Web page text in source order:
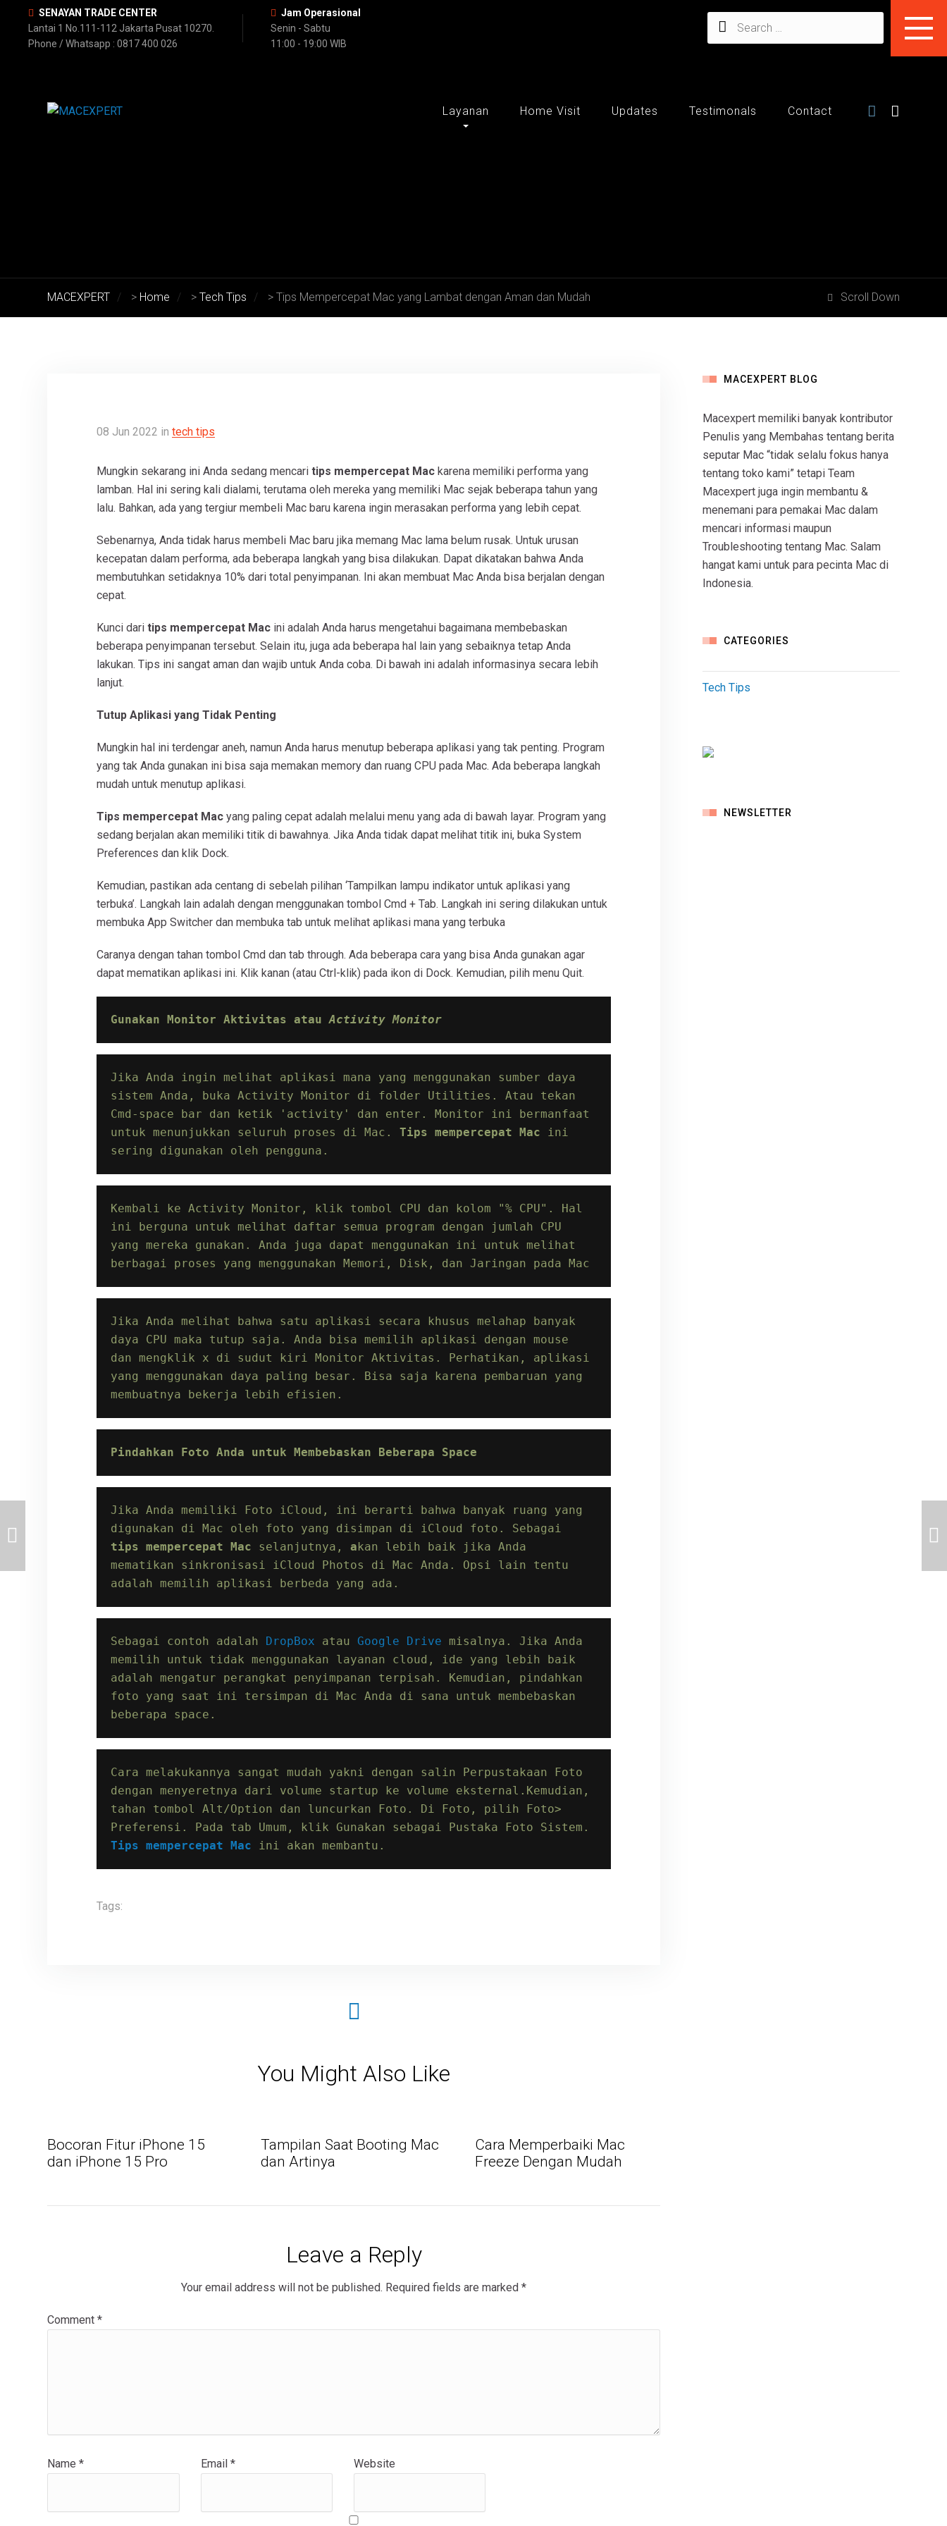
SENAYAN TRADE CENTER
Lantai 1 No.111-112 Jakarta Pusat 10270.
Phone / Whatsapp : 0817 400 026
Jam Operasional
Senin - Sabtu
11:00 - 19:00 WIB
Layanan Home Visit Updates Testimonals Contact
Scroll Down
MACEXPERT > Home >Tech Tips >Tips Mempercepat Mac yang Lambat dengan Aman dan Mudah
08 Jun 2022 in tech tips
Mungkin sekarang ini Anda sedang mencaritips mempercepat Mac karena memiliki performa yang
lamban. Hal ini sering kali dialami, terutama oleh mereka yang memiliki Mac sejak beberapa tahun yang
lalu. Bahkan, ada yang tergiur membeli Mac baru karena ingin merasakan performa yang lebih cepat.
Sebenarnya, Anda tidak harus membeli Mac baru jika memang Mac lama belum rusak. Untuk urusan
kecepatan dalam performa, ada beberapa langkah yang bisa dilakukan. Dapat dikatakan bahwa Anda
membutuhkan setidaknya 10% dari total penyimpanan. Ini akan membuat Mac Anda bisa berjalan dengan
cepat.
Kunci daritips mempercepat Mac ini adalah Anda harus mengetahui bagaimana membebaskan
beberapa penyimpanan tersebut. Selain itu, juga ada beberapa hal lain yang sebaiknya tetap Anda
lakukan. Tips ini sangat aman dan wajib untuk Anda coba. Di bawah ini adalah informasinya secara lebih
lanjut.
Tutup Aplikasi yang Tidak Penting
Mungkin hal ini terdengar aneh, namun Anda harus menutup beberapa aplikasi yang tak penting. Program
yang tak Anda gunakan ini bisa saja memakan memory dan ruang CPU pada Mac. Ada beberapa langkah
mudah untuk menutup aplikasi.
Tips mempercepat Macyang paling cepat adalah melalui menu yang ada di bawah layar. Program yang
sedang berjalan akan memiliki titik di bawahnya. Jika Anda tidak dapat melihat titik ini, buka System
Preferences dan klik Dock.
Kemudian, pastikan ada centang di sebelah pilihan ‘Tampilkan lampu indikator untuk aplikasi yang
terbuka’. Langkah lain adalah dengan menggunakan tombol Cmd + Tab. Langkah ini sering dilakukan untuk
membuka App Switcher dan membuka tab untuk melihat aplikasi mana yang terbuka
Caranya dengan tahan tombol Cmd dan tab through. Ada beberapa cara yang bisa Anda gunakan agar
dapat mematikan aplikasi ini. Klik kanan (atau Ctrl-klik) pada ikon di Dock. Kemudian, pilih menu Quit.
Gunakan Monitor Aktivitas atau Activity Monitor
Jika Anda ingin melihat aplikasi mana yang menggunakan sumber daya
sistem Anda, buka Activity Monitor di folder Utilities. Atau tekan
Cmd-space bar dan ketik 'activity' dan enter. Monitor ini bermanfaat
untuk menunjukkan seluruh proses di Mac. Tips mempercepat Mac ini
sering digunakan oleh pengguna.
Kembali ke Activity Monitor, klik tombol CPU dan kolom "% CPU". Hal
ini berguna untuk melihat daftar semua program dengan jumlah CPU
yang mereka gunakan. Anda juga dapat menggunakan ini untuk melihat
berbagai proses yang menggunakan Memori, Disk, dan Jaringan pada Mac
Jika Anda melihat bahwa satu aplikasi secara khusus melahap banyak
daya CPU maka tutup saja. Anda bisa memilih aplikasi dengan mouse
dan mengklik x di sudut kiri Monitor Aktivitas. Perhatikan, aplikasi
yang menggunakan daya paling besar. Bisa saja karena pembaruan yang
membuatnya bekerja lebih efisien.
Pindahkan Foto Anda untuk Membebaskan Beberapa Space
Jika Anda memiliki Foto iCloud, ini berarti bahwa banyak ruang yang
tips mempercepat Mac selanjutnya, akan lebih baik jika Anda
mematikan sinkronisasi iCloud Photos di Mac Anda. Opsi lain tentu
adalah memilih aplikasi berbeda yang ada.
Sebagai contoh adalah DropBox atau Google Drive misalnya. Jika Anda
memilih untuk tidak menggunakan layanan cloud, ide yang lebih baik
adalah mengatur perangkat penyimpanan terpisah. Kemudian, pindahkan
foto yang saat ini tersimpan di Mac Anda di sana untuk membebaskan
beberapa space.
Cara melakukannya sangat mudah yakni dengan salin Perpustakaan Foto
dengan menyeretnya dari volume startup ke volume eksternal.Kemudian,
tahan tombol Alt/Option dan luncurkan Foto. Di Foto, pilih Foto>
Tips mempercepat Mac ini akan membantu.
Tags:
You Might Also Like
Bocoran Fitur iPhone 15
dan iPhone 15 Pro
Tampilan Saat Booting Mac
dan Artinya
Cara Memperbaiki Mac
Freeze Dengan Mudah
Leave a Reply
Your email address will not be published. Required fields are marked *
Comment*
Name* Email * Website
MACEXPERT BLOG
Macexpert memiliki banyak kontributor
Penulis yang Membahas tentang berita
seputar Mac “tidak selalu fokus hanya
tentang toko kami” tetapi Team
Macexpert juga ingin membantu &
menemani para pemakai Mac dalam
mencari informasi maupun
Troubleshooting tentang Mac. Salam
hangat kami untuk para pecinta Mac di
Indonesia.
CATEGORIES
Tech Tips
NEWSLETTER